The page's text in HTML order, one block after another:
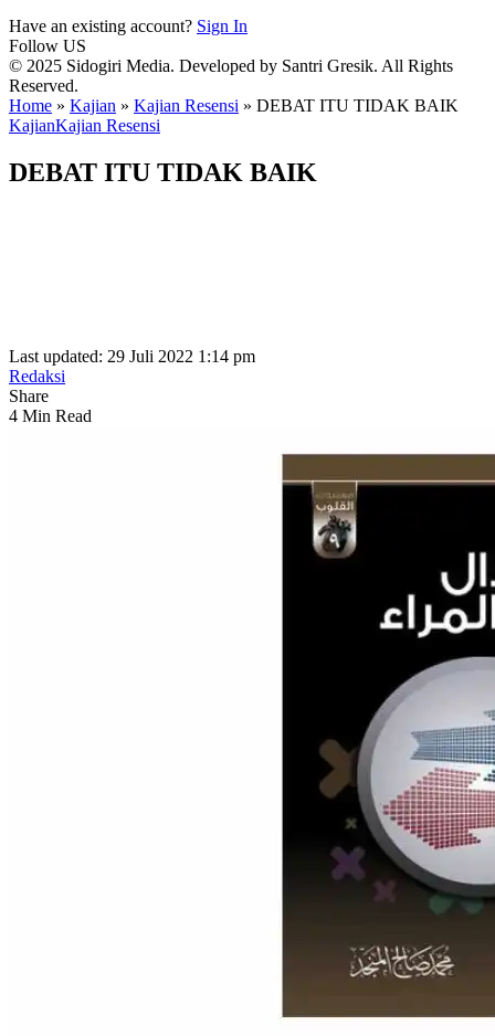
Have an existing account? Sign In
Follow US
© 2025 Sidogiri Media. Developed by Santri Gresik. All Rights
Reserved.
Home » Kajian » Kajian Resensi » DEBAT ITU TIDAK BAIK
KajianKajian Resensi
DEBAT ITU TIDAK BAIK
Last updated: 29 Juli 2022 1:14 pm
Redaksi
Share
4 Min Read